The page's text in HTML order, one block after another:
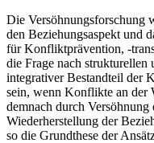
Die Versöhnungsforschung
den Beziehungsaspekt und
für Konfliktprävention, -
die Frage nach
integrativer Bestandteil der
sein, wenn Konflikte an der
demnach durch
Wiederherstellung der
so die Grundthese der